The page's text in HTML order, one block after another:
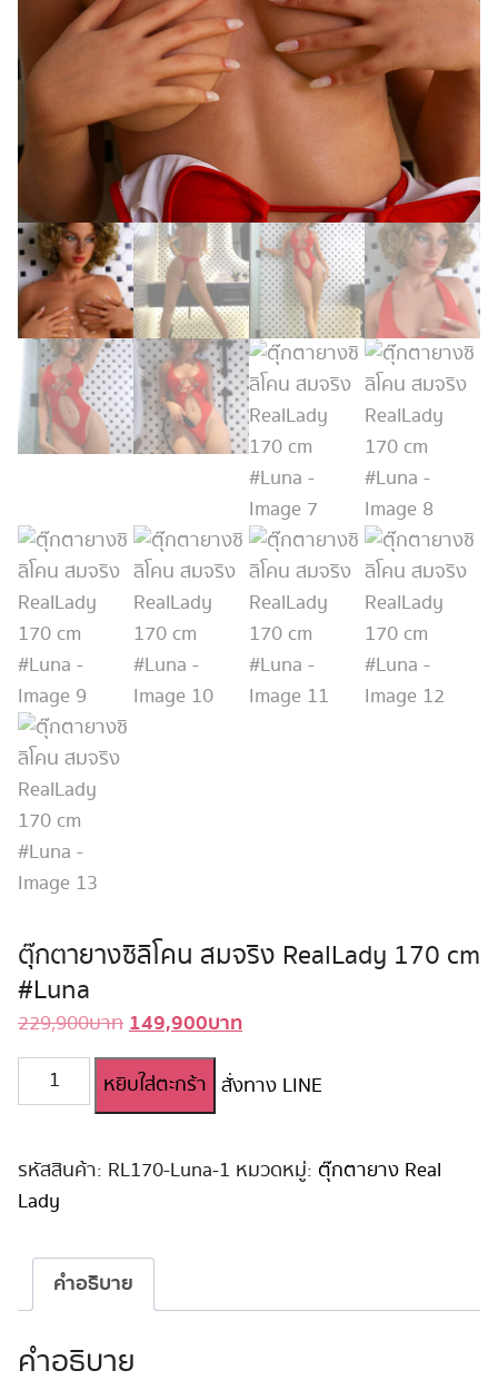
ตุ๊กตายางซิลิโคน สมจริง RealLady 170 cm
#Luna
229,900บาท Original
price
was:
229,900 บาท.
149,900บาทCurrent
is:
จำนวน
ตุ๊กตา
ลิ
โคน
สมจริง
ชิ้น
หยิบใส่ตะกร้า สั่งทาง LINE
รหัสสินค้า: RL170-Luna-1 หมวดหมู่: ตุ๊กตายาง Real
Lady
คำอธิบาย
คำอธิบาย